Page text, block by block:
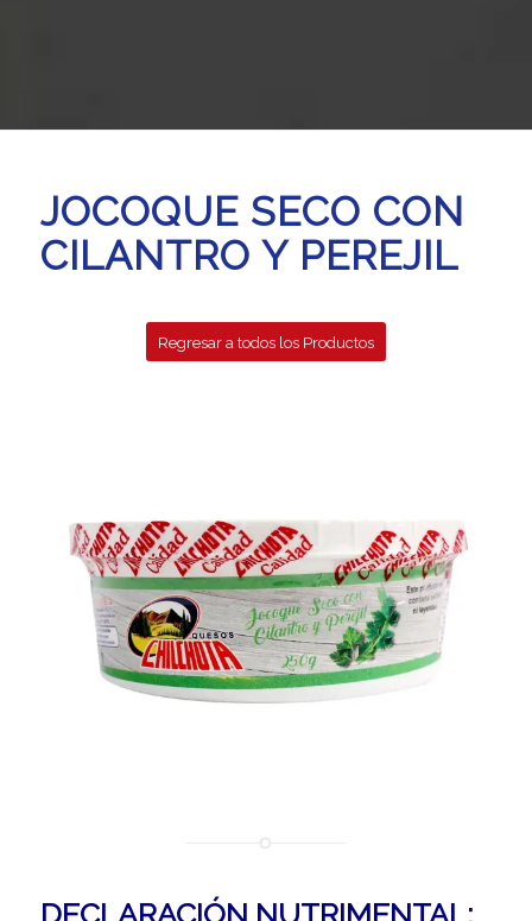
JOCOQUE SECO CON
CILANTRO Y PEREJIL
Regresar a todos los Productos
DECLARACIÓN NUTRIMENTAL: